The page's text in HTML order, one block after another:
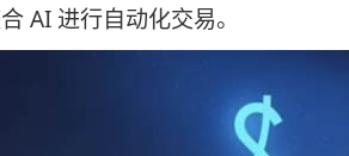
AI 进行自动化交易。